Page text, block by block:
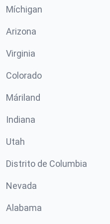
Míchigan
Arizona
Virginia
Colorado
Máriland
Indiana
Utah
Distrito de Columbia
Nevada
Alabama